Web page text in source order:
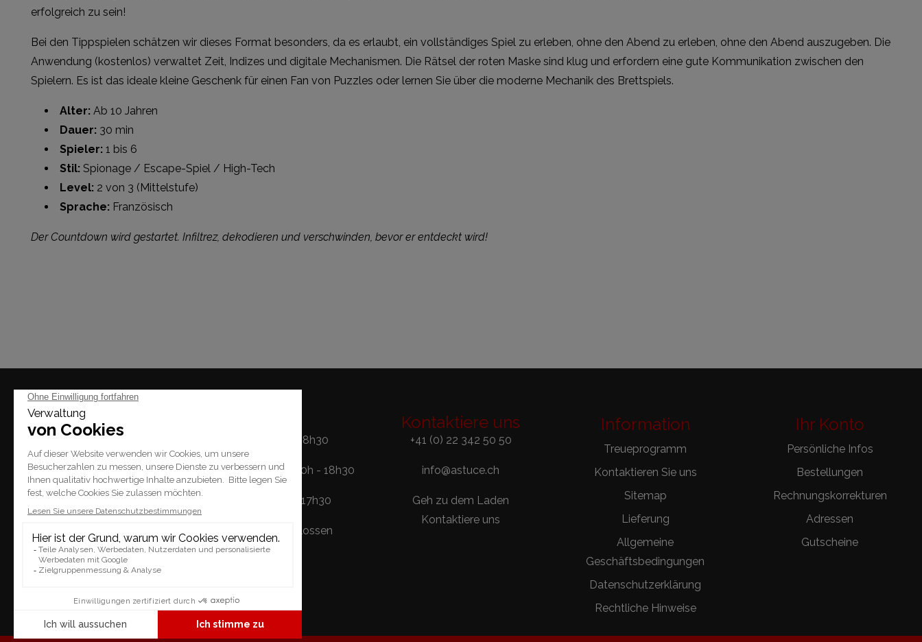
erfolgreich zu sein!
Bei den Tippspielen schätzen wir dieses Format besonders, da es erlaubt, ein vollständiges Spiel zu erleben, ohne den Abend zu erleben, ohne den Abend auszugeben. Die
Anwendung (kostenlos) verwaltet Zeit, Indizes und digitale Mechanismen. Die Rätsel der roten Maske sind klug und erfordern eine gute Kommunikation zwischen den
Spielern. Es ist das ideale kleine Geschenk für einen Fan von Puzzles oder lernen Sie über die moderne Mechanik des Brettspiels.
Alter: Ab 10 Jahren
Dauer: 30 min
Spieler: 1 bis 6
Stil: Spionage / Escape-Spiel / High-Tech
Level: 2 von 3 (Mittelstufe)
Sprache: Französisch
Der Countdown wird gestartet. Infiltrez, dekodieren und verschwinden, bevor er entdeckt wird!
Place du Tempel 2.
1227 Carouge
Montag: 14h - 18h30
Dienstag / Freitag: 10h - 18h30
Samstag: 10h - 17h30
Sonntag: geschlossen
Kontaktiere uns
+41 (0) 22 342 50 50
info@astuce.ch
Geh zu dem Laden
Kontaktiere uns
Information
Treueprogramm
Kontaktieren Sie uns
Sitemap
Lieferung
Allgemeine
Geschäftsbedingungen
Datenschutzerklärung
Rechtliche Hinweise
Ihr Konto
Persönliche Infos
Bestellungen
Rechnungskorrekturen
Adressen
Gutscheine